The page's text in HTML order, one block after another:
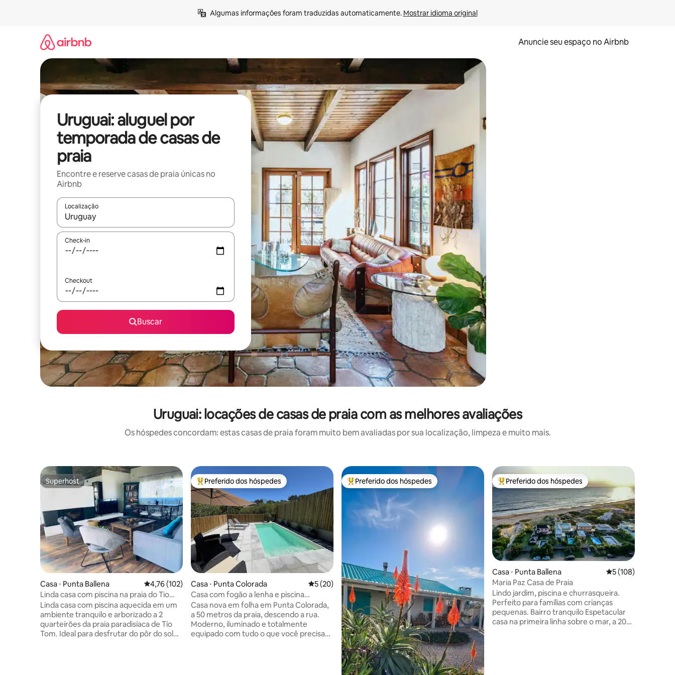
Algumas informações foram traduzidas automaticamente. Mostrar idioma original
Anuncie seu espaço no Airbnb
Uruguai: aluguel por
temporada de casas de
praia
Encontre e reserve casas de praia únicas no
Airbnb
Localização
Quando os resultados estiverem disponíveis, explore-os usando as seta para cima e para baixo do teclado ou tocando e deslizando o dedo na tela.
Check-in
Checkout
Buscar
Uruguai: locações de casas de praia com as melhores avaliações
Os hóspedes concordam: estas casas de praia foram muito bem avaliadas por sua localização, limpeza e muito mais.
Superhost
Superhost
Casa ⋅ Punta Ballena 4,76 de uma avaliação média de 5, 102 avaliações
4,76 (102)
Linda casa com piscina na praia do Tio
Tom.
Linda casa com piscina aquecida em um
ambiente tranquilo e arborizado a 2
quarteirões da praia paradisíaca de Tío
Tom. Ideal para desfrutar do pôr do sol
Entre os melhores preferidos dos hóspedes
Preferido dos hóspedes
Casa ⋅ Punta Colorada 5 de uma avaliação média de 5, 20 avaliações
5 (20)
Casa com fogão a lenha e piscina
aquecida
Casa nova em folha em Punta Colorada,
a 50 metros da praia, descendo a rua.
Moderno, iluminado e totalmente
equipado com tudo o que você precisa
Entre os melhores preferidos dos hóspedes
Preferido dos hóspedes Entre os melhores preferidos dos hóspedes
Preferido dos hóspedes
Casa ⋅ Punta Ballena 5 de uma avaliação
5 (108)
Maria Paz Casa de Praia
Lindo jardim, piscina e churrasqueira.
Perfeito para famílias com crianças
pequenas. Bairro tranquilo Espetacular
casa na primeira linha sobre o mar, a 20